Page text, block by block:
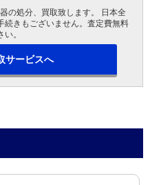
の処分、買取致します。 日本全
続きもございません。査定費無料
。
サービスへ